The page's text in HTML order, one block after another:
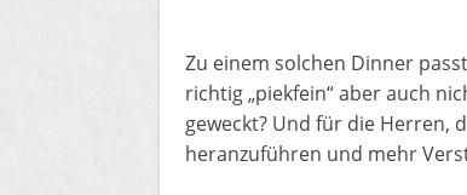
​​Zu einem solchen Dinner
richtig „piekfein“ aber auch
geweckt? Und für die Herren,
heranzuführen und mehr